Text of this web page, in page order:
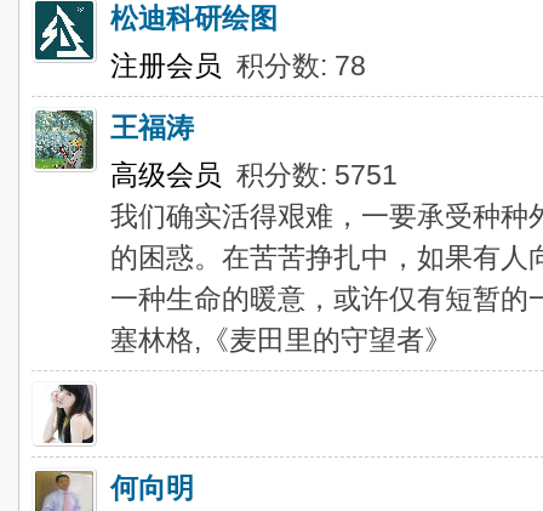
松迪科研绘图
注册会员 积分数: 78
王福涛
高级会员 积分数: 5751
我们确实活得艰难，一要承受种
的困惑。在苦苦挣扎中，如果有
一种生命的暖意，或许仅有短暂
塞林格,《麦田里的守望者》
何向明